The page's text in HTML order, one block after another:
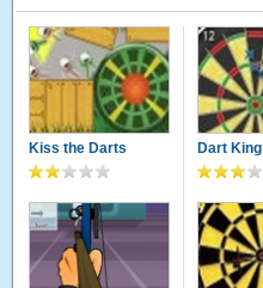
Kiss the Darts Dart King